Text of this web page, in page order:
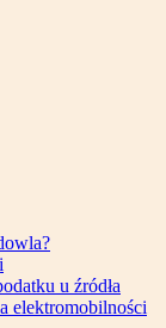
u źródła
elektromobilności